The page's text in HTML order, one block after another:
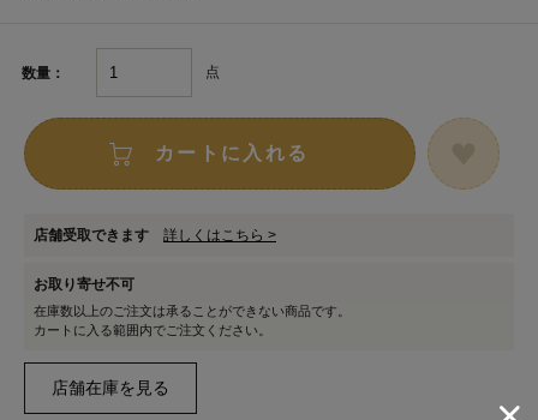
数量： 点
カートに入れる
店舗受取できます 詳しくはこちら >
お取り寄せ不可
在庫数以上のご注文は承ることができない商品です。
カートに入る範囲内でご注文ください。